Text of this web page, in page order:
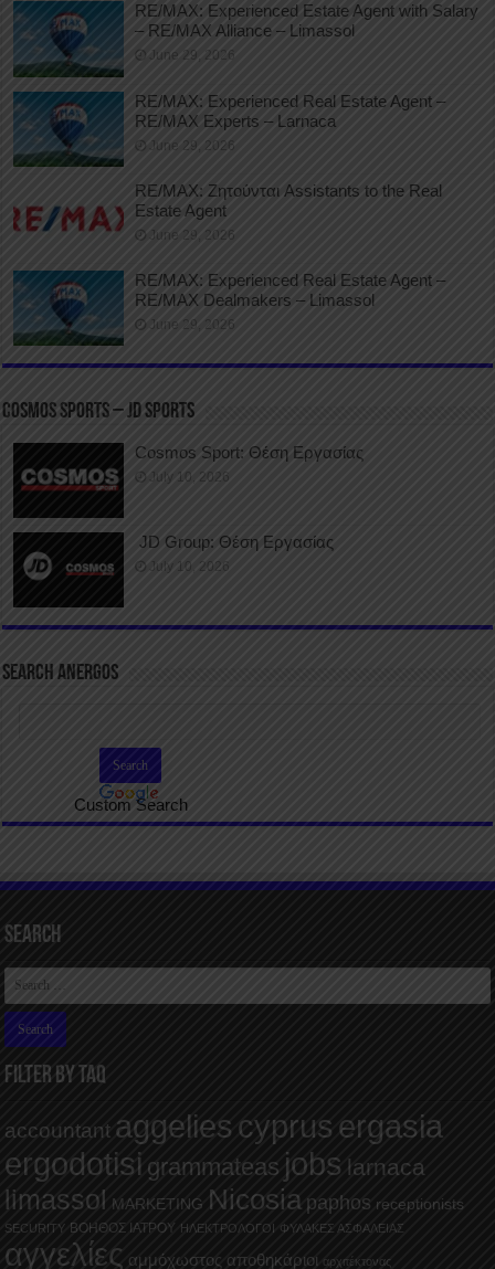
RE/MAX: Experienced Estate Agent with Salary
– RE/MAX Alliance – Limassol
June 29, 2026
RE/MAX: Experienced Real Estate Agent –
RE/MAX Experts – Larnaca
June 29, 2026
RE/MAX: Ζητούνται Assistants to the Real
Estate Agent
June 29, 2026
RE/MAX: Experienced Real Estate Agent –
RE/MAX Dealmakers – Limassol
June 29, 2026
COSMOS SPORTS – JD SPORTS
Cosmos Sport: Θέση Εργασίας
July 10, 2026
JD Group: Θέση Εργασίας
July 10, 2026
SEARCH ANERGOS
Custom Search
Search
FILTER BY TAQ
accountant aggelies cyprus ergasia
ergodotisi grammateas jobs larnaca
limassol MARKETING Nicosia paphos receptionists
SECURITY ΒΟΗΘΟΣ ΙΑΤΡΟΥ ΗΛΕΚΤΡΟΛΟΓΟΙ ΦΥΛΑΚΕΣ ΑΣΦΑΛΕΙΑΣ
αγγελίες αμμόχωστος αποθηκάριοι αρχιτέκτονας